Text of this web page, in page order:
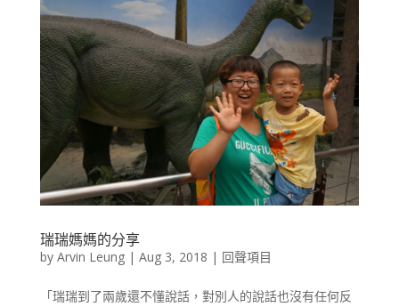
瑞瑞媽媽的分享
by Arvin Leung| Aug 3, 2018 | 回聲項目
「瑞瑞到了兩歲還不懂說話，對別人的說話也沒有任何反